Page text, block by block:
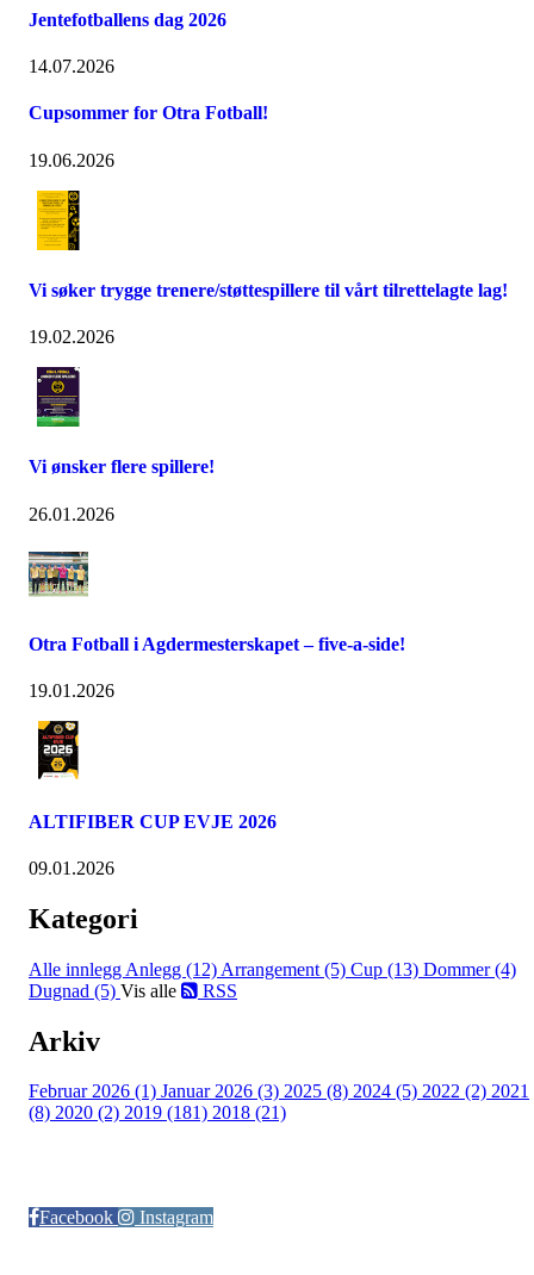
Jentefotballens dag 2026
14.07.2026
Cupsommer for Otra Fotball!
19.06.2026
Vi søker trygge trenere/støttespillere til vårt tilrettelagte lag!
19.02.2026
Vi ønsker flere spillere!
26.01.2026
Otra Fotball i Agdermesterskapet – five-a-side!
19.01.2026
ALTIFIBER CUP EVJE 2026
09.01.2026
Kategori
Alle innlegg Anlegg (12) Arrangement (5) Cup (13) Dommer (4)
Dugnad (5) Vis alle RSS
Arkiv
Februar 2026 (1) Januar 2026 (3) 2025 (8) 2024 (5) 2022 (2) 2021
(8) 2020 (2) 2019 (181) 2018 (21)
Facebook
Instagram